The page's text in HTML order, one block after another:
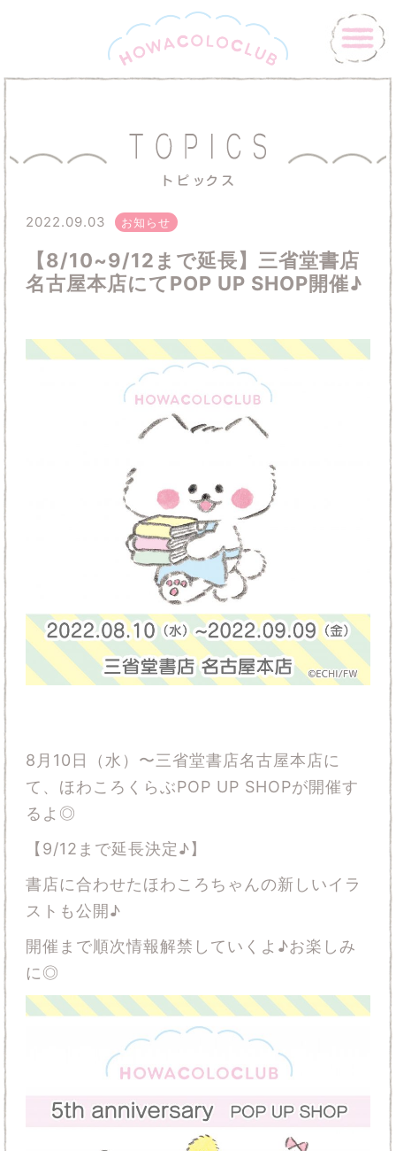
2022.09.03 お知らせ
【8/10~9/12まで延長】三省堂書店
名古屋本店にてPOP UP SHOP開催♪
8月10日（水）〜三省堂書店名古屋本店に
て、ほわころくらぶPOP UP SHOPが開催す
るよ◎
【9/12まで延長決定♪】
書店に合わせたほわころちゃんの新しいイラ
ストも公開♪
開催まで順次情報解禁していくよ♪お楽しみ
に◎